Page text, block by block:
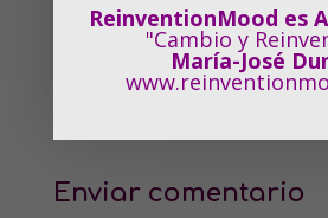
Enviar comentario
ReinventionMood es
"Cambio y
María-José